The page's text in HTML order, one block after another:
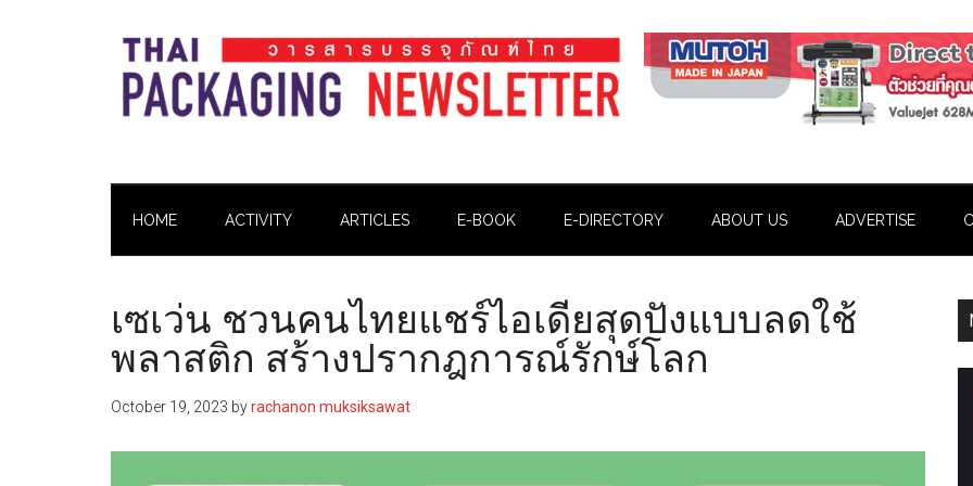
Pack
Magazine
HOME ACTIVITY ARTICLES E-BOOK E-DIRECTORY ABOUT US ADVERTISE
เซเว่น ชวนคนไทยแชร์ไอเดียสุดปังแบบลดใช้
พลาสติก สร้างปรากฎการณ์รักษ์โลก
October 19, 2023 byrachanon muksiksawat